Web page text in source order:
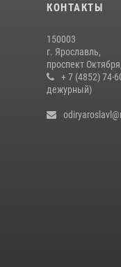
КОНТАКТЫ
150003
г. Ярославль,
проспект
+ 7 (4852) 74-
дежурный)